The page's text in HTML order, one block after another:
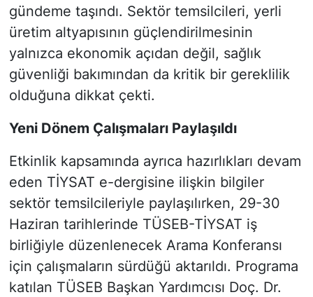
gündeme taşındı. Sektör temsilcileri, yerli
üretim altyapısının güçlendirilmesinin
yalnızca ekonomik açıdan değil, sağlık
güvenliği bakımından da kritik bir gereklilik
olduğuna dikkat çekti.
Yeni Dönem Çalışmaları Paylaşıldı
Etkinlik kapsamında ayrıca hazırlıkları devam
eden TİYSAT e-dergisine ilişkin bilgiler
sektör temsilcileriyle paylaşılırken, 29-30
Haziran tarihlerinde TÜSEB-TİYSAT iş
birliğiyle düzenlenecek Arama Konferansı
için çalışmaların sürdüğü aktarıldı. Programa
katılan TÜSEB Başkan Yardımcısı Doç. Dr.